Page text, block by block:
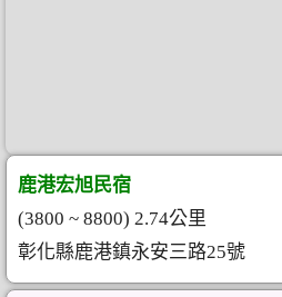
鹿港宏旭民宿
(3800 ~ 8800) 2.74公里
彰化縣鹿港鎮永安三路25號